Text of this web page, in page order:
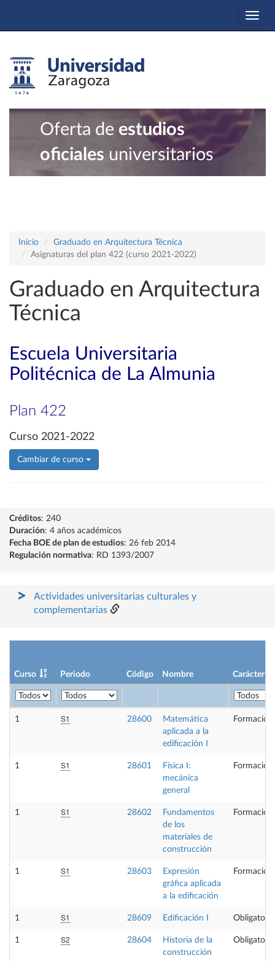
Oferta de estudios
oficiales universitarios
Inicio
Graduado en Arquitectura Técnica
Asignaturas del plan 422 (curso 2021-2022)
Graduado en Arquitectura
Técnica
Escuela Universitaria
Politécnica de La Almunia
Plan 422
Curso 2021-2022
Cambiar de curso
Créditos: 240
Duración: 4 años académicos
Fecha BOE de plan de estudios: 26 feb 2014
Regulación normativa: RD 1393/2007
Actividades universitarias culturales y
complementarias
Curso Periodo Código Nombre Carácter
1 S1 28600
Matemática
aplicada a la
edificación I
Formación
1 S1 28601
Física I:
mecánica
general
Formación
1 S1 28602
Fundamentos
de los
materiales de
construcción
Formación
1 S1 28603
Expresión
gráfica aplicada
a la edificación
Formación
1 S1 28609 Edificación I Obligatoria
1 S2 28604
Historia de la
construcción
Obligatoria